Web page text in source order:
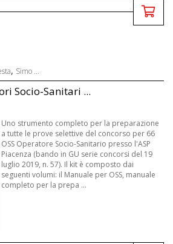
, Simo ...
Socio-Sanitari ...
Uno strumento completo per la preparazione
a tutte le prove selettive del concorso per 66
OSS Operatore Socio-Sanitario presso l'ASP
Piacenza (bando in GU serie concorsi del 19
luglio 2019, n. 57). Il kit è composto dai
seguenti volumi: il Manuale per OSS, manuale
completo per la prepa ...